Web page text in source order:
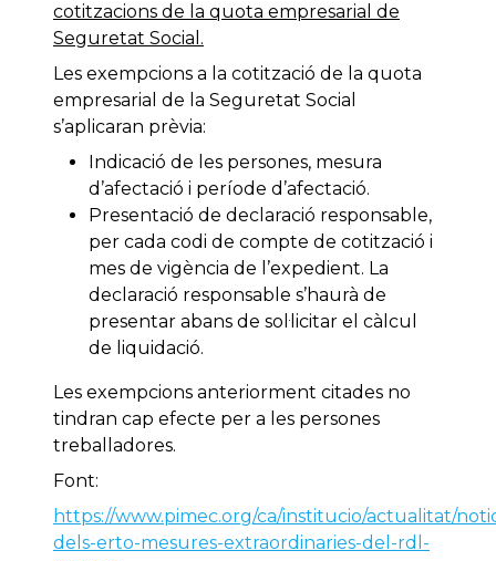
cotitzacions de la quota empresarial de
Seguretat Social.
Les exempcions a la cotització de la quota
empresarial de la Seguretat Social
s’aplicaran prèvia:
Indicació de les persones, mesura
d’afectació i període d’afectació.
Presentació de declaració responsable,
per cada codi de compte de cotització i
mes de vigència de l’expedient. La
declaració responsable s’haurà de
presentar abans de sol·licitar el càlcul
de liquidació.
Les exempcions anteriorment citades no
tindran cap efecte per a les persones
treballadores.
Font:
https://www.pimec.org/ca/institucio/actualitat/
dels-erto-mesures-extraordinaries-del-rdl-